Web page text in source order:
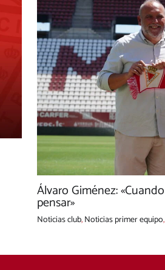
Álvaro Giménez:
pensar»
Noticias club,Noticias primer equipo,